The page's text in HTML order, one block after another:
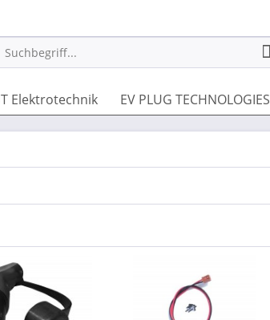
Elektrotechnik EV PLUG TECHNOLOGIES